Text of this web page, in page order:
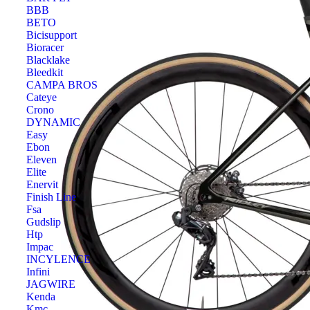
BBB
BETO
Bicisupport
Bioracer
Blacklake
Bleedkit
CAMPA BROS
Cateye
Crono
DYNAMIC
Easy
Ebon
Eleven
Elite
Enervit
Finish Line
Fsa
Gudslip
Htp
Impac
INCYLENCE
Infini
JAGWIRE
Kenda